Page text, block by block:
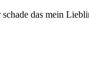
das mein